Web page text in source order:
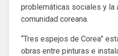
problemáticas sociales y la
comunidad coreana.
“Tres espejos de Corea”
obras entre pinturas e